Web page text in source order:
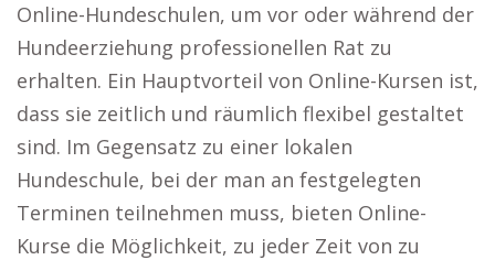
Online-Hundeschulen, um vor oder während der
Hundeerziehung professionellen Rat zu
erhalten. Ein Hauptvorteil von Online-Kursen ist,
dass sie zeitlich und räumlich flexibel gestaltet
sind. Im Gegensatz zu einer lokalen
Hundeschule, bei der man an festgelegten
Terminen teilnehmen muss, bieten Online-
Kurse die Möglichkeit, zu jeder Zeit von zu